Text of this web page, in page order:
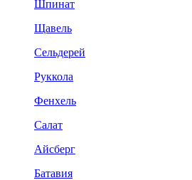
Шпинат
Щавель
Сельдерей
Руккола
Фенхель
Салат
Айсберг
Батавия